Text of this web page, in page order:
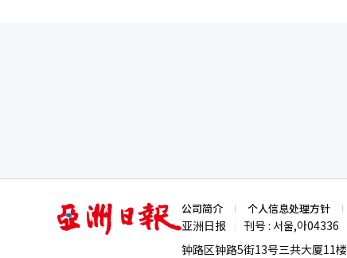
亚
洲
日
公司简介 个人信息处理方针
亚洲日报 刊号 : 서울,아04336
钟路区钟路5街13号三共大厦11楼